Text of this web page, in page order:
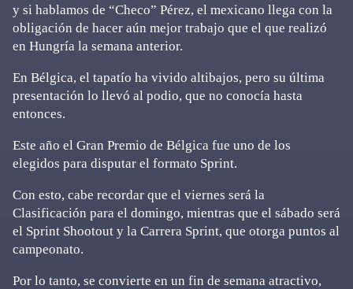
y si hablamos de “Checo” Pérez, el mexicano llega con la
obligación de hacer aún mejor trabajo que el que realizó
en Hungría la semana anterior.
En Bélgica, el tapatío ha vivido altibajos, pero su última
presentación lo llevó al podio, que no conocía hasta
entonces.
Este año el Gran Premio de Bélgica fue uno de los
elegidos para disputar el formato Sprint.
Con esto, cabe recordar que el viernes será la
Clasificación para el domingo, mientras que el sábado será
el Sprint Shootout y la Carrera Sprint, que otorga puntos al
campeonato.
Por lo tanto, se convierte en un fin de semana atractivo,